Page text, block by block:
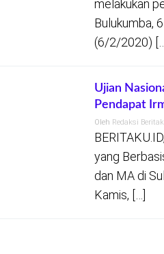
melakukan
Bulukumba,
(6/2/2020)
Ujian
Pendapat
Oleh Redaksi
yang
dan MA di
Kamis, […]